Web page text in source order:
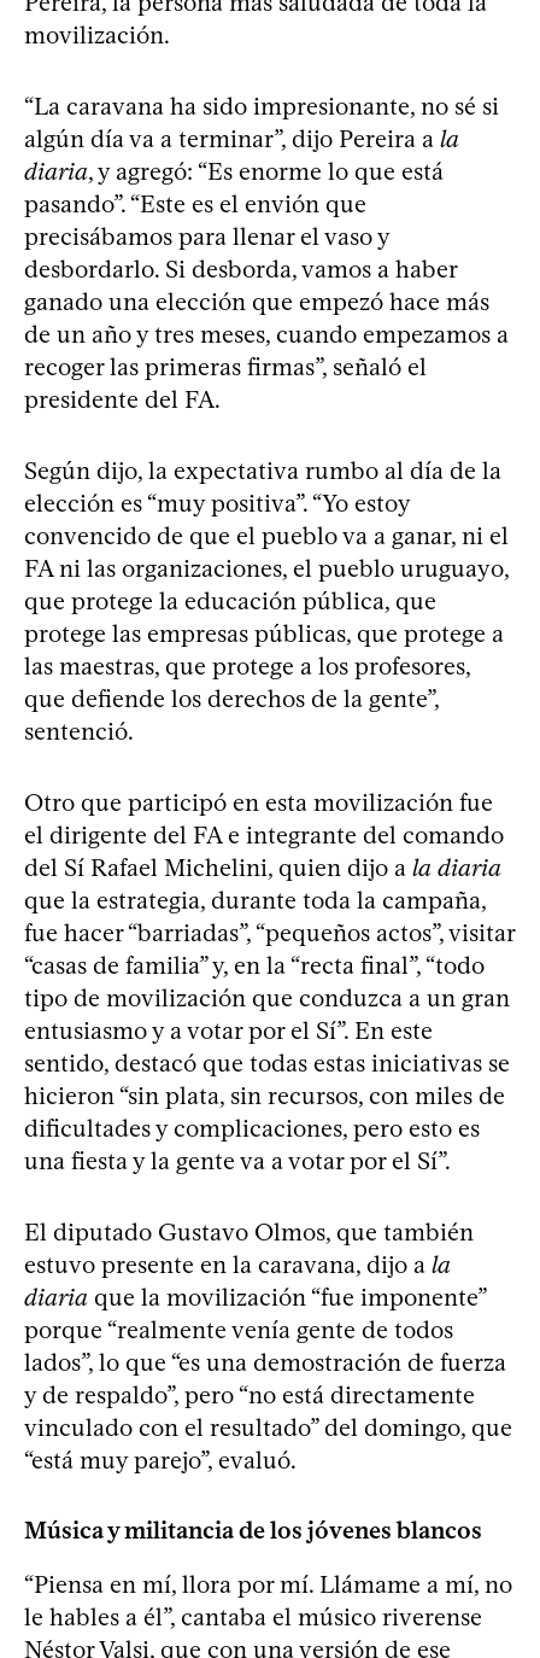
movilización.
“La caravana ha sido impresionante, no sé si
algún día va a terminar”, dijo Pereira a la
diaria, y agregó: “Es enorme lo que está
pasando”. “Este es el envión que
precisábamos para llenar el vaso y
desbordarlo. Si desborda, vamos a haber
ganado una elección que empezó hace más
de un año y tres meses, cuando empezamos a
recoger las primeras firmas”, señaló el
presidente del FA.
Según dijo, la expectativa rumbo al día de la
elección es “muy positiva”. “Yo estoy
convencido de que el pueblo va a ganar, ni el
FA ni las organizaciones, el pueblo uruguayo,
que protege la educación pública, que
protege las empresas públicas, que protege a
las maestras, que protege a los profesores,
que defiende los derechos de la gente”,
sentenció.
Otro que participó en esta movilización fue
el dirigente del FA e integrante del comando
del Sí Rafael Michelini, quien dijo a la diaria
que la estrategia, durante toda la campaña,
fue hacer “barriadas”, “pequeños actos”, visitar
“casas de familia” y, en la “recta final”, “todo
tipo de movilización que conduzca a un gran
entusiasmo y a votar por el Sí”. En este
sentido, destacó que todas estas iniciativas se
hicieron “sin plata, sin recursos, con miles de
dificultades y complicaciones, pero esto es
una fiesta y la gente va a votar por el Sí”.
El diputado Gustavo Olmos, que también
estuvo presente en la caravana, dijo a la
diaria que la movilización “fue imponente”
porque “realmente venía gente de todos
lados”, lo que “es una demostración de fuerza
y de respaldo”, pero “no está directamente
vinculado con el resultado” del domingo, que
“está muy parejo”, evaluó.
Música y militancia de los jóvenes blancos
“Piensa en mí, llora por mí. Llámame a mí, no
le hables a él”, cantaba el músico riverense
Néstor Valsi, que con una versión de ese